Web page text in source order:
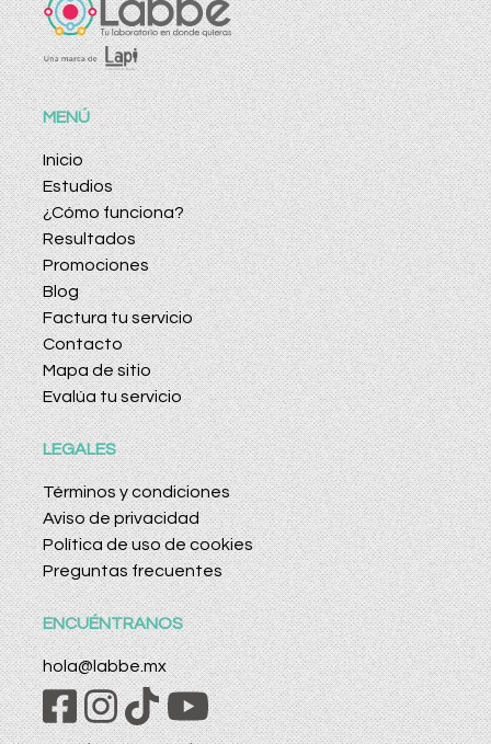
MENÚ
Inicio
Estudios
¿Cómo funciona?
Resultados
Promociones
Blog
Factura tu servicio
Contacto
Mapa de sitio
Evalúa tu servicio
LEGALES
Términos y condiciones
Aviso de privacidad
Política de uso de cookies
Preguntas frecuentes
ENCUÉNTRANOS
hola@labbe.mx